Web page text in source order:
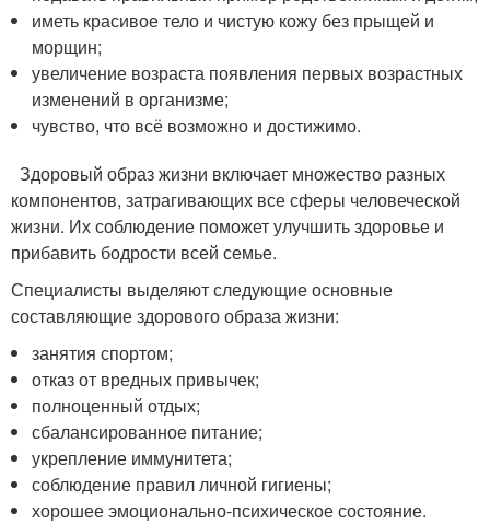
иметь красивое тело и чистую кожу без прыщей и
морщин;
увеличение возраста появления первых возрастных
изменений в организме;
чувство, что всё возможно и достижимо.
Здоровый образ жизни включает множество разных
компонентов, затрагивающих все сферы человеческой
жизни. Их соблюдение поможет улучшить здоровье и
прибавить бодрости всей семье.
Специалисты выделяют следующие основные
составляющие здорового образа жизни:
занятия спортом;
отказ от вредных привычек;
полноценный отдых;
сбалансированное питание;
укрепление иммунитета;
соблюдение правил личной гигиены;
хорошее эмоционально-психическое состояние.